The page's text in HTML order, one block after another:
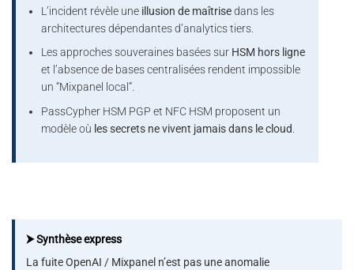
L’incident révèle une illusion de maîtrisedans les
architectures dépendantes d’analytics tiers.
Les approches souveraines basées sur HSM hors ligne
et l’absence de bases centralisées rendent impossible
un “Mixpanel local”.
PassCypher HSM PGP et NFC HSM proposent un
modèle où les secrets ne vivent jamais dans le cloud
⮞ Synthèse express
La fuite OpenAI / Mixpanel n’est pas une anomalie